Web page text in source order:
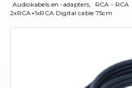
Audiokabels en -adapters,
RCA - RCA
2xRCA+1xRCA Digital cable 75cm